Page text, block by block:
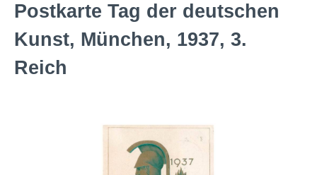
Postkarte Tag der deutschen
Kunst, München, 1937, 3.
Reich